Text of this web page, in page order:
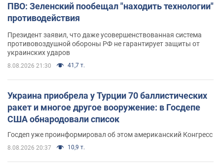
ПВО: Зеленский пообещал "находить технологии"
противодействия
Президент заявил, что даже усовершенствованная система
противовоздушной обороны РФ не гарантирует защиты от
украинских ударов
8.08.2026 21:30 41,7 т.
Украина приобрела у Турции 70 баллистических
ракет и многое другое вооружение: в Госдепе
США обнародовали список
Госдеп уже проинформировал об этом американский Конгресс
8.08.2026 20:37 10,9 т.